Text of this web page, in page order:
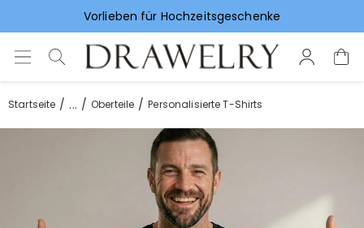
Vorlieben für Hochzeitsgeschenke
Startseite ... Oberteile Personalisierte T-Shirts